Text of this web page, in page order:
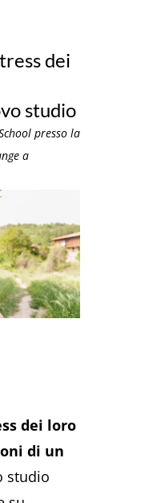
dei
studio
presso la
a
dei loro
di un
studio